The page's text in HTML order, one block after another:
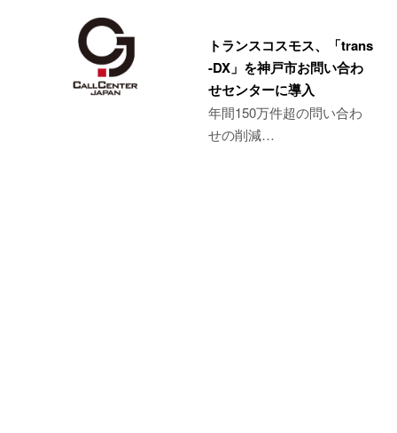
トランスコスモス、「trans
-DX」を神戸市お問い合わ
せセンターに導入
年間150万件超の問い合わ
せの削減…